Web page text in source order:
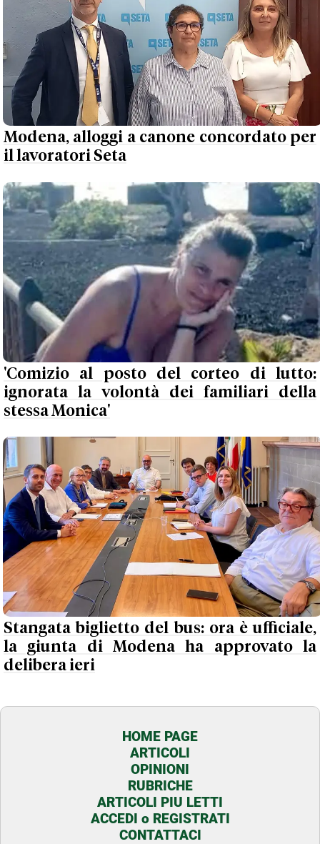
Modena, alloggi a canone concordato per
il lavoratori Seta
'Comizio al posto del corteo di lutto:
ignorata la volontà dei familiari della
stessa Monica'
Stangata biglietto del bus: ora è ufficiale,
la giunta di Modena ha approvato la
delibera ieri
HOME PAGE
ARTICOLI
OPINIONI
RUBRICHE
ARTICOLI PIU LETTI
ACCEDI o REGISTRATI
CONTATTACI